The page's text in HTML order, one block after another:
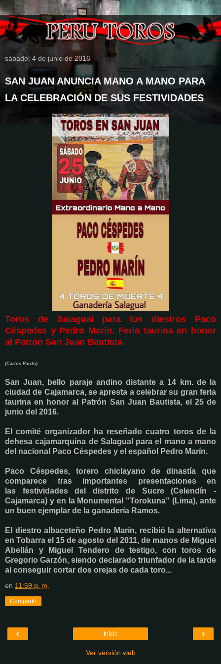
sábado, 4 de junio de 2016
SAN JUAN ANUNCIA MANO A MANO PARA
LA CELEBRACIÓN DE SUS FESTIVIDADES
Toros de Salagual para los diestros Paco
Céspedes y Pedro Marín. Feria taurina en honor
al Patrón San Juan Bautista.
(Carlos Pardo)
San Juan, bello paraje andino distante a 14 km. de la
ciudad de Cajamarca, se apresta a celebrar su gran feria
taurina en honor al Patrón San Juan Bautista, el 25 de
junio del 2016.
El comité organizador ha reseñado cuatro toros de la
dehesa cajamarquina de Salagual para el mano a mano
del nacional Paco Céspedes y el español Pedro Marín.
Paco Céspedes, torero chiclayano de dinastía que
comparece tras importantes presentaciones en
las festividades del distrito de Sucre (Celendín -
Cajamarca) y en la Monumental "Torokuna" (Lima), ante
un buen ejemplar de la ganadería Ramos.
El diestro albaceteño Pedro Marín, recibió la alternativa
en Tobarra el 15 de agosto del 2011, de manos de Miguel
Abellán y Miguel Tendero de testigo, con toros de
Gregorio Garzón, siendo declarado triunfador de la tarde
al conseguir cortar dos orejas de cada toro...
en 11:59 p. m.
Compartir
‹ ›
Inicio
Ver versión web